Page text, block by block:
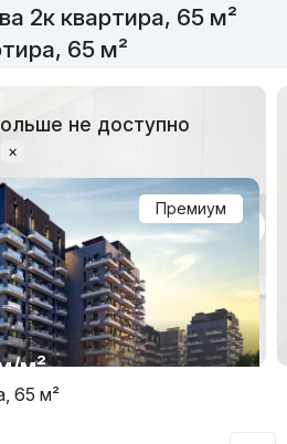
2к квартира, 65 м²
65 м²
не доступно
×
Премиум
/м²
1/13
65 м²